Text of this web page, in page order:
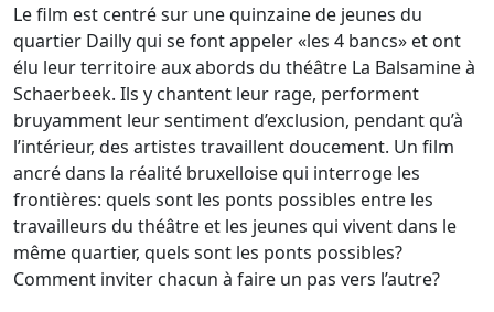
Le film est centré sur une quinzaine de jeunes du
quartier Dailly qui se font appeler «les 4 bancs» et ont
élu leur territoire aux abords du théâtre La Balsamine à
Schaerbeek. Ils y chantent leur rage, performent
bruyamment leur sentiment d’exclusion, pendant qu’à
l’intérieur, des artistes travaillent doucement. Un film
ancré dans la réalité bruxelloise qui interroge les
frontières: quels sont les ponts possibles entre les
travailleurs du théâtre et les jeunes qui vivent dans le
même quartier, quels sont les ponts possibles?
Comment inviter chacun à faire un pas vers l’autre?